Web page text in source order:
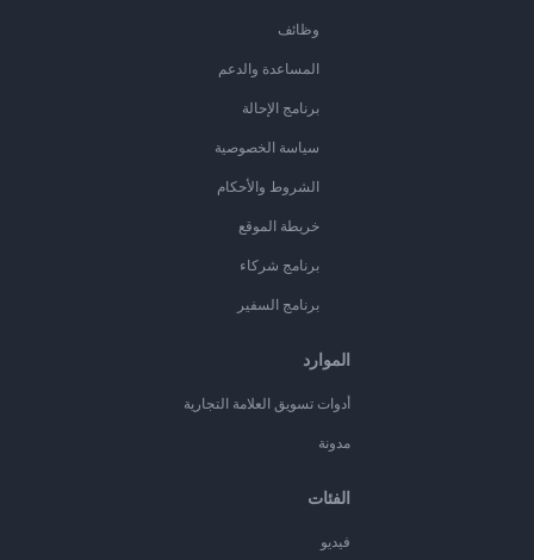
وظائف
المساعدة والدعم
برنامج الإحالة
سياسة الخصوصية
الشروط والأحكام
خريطة الموقع
برنامج شركاء
برنامج السفير
الموارد
أدوات تسويق العلامة التجارية
مدونة
الفئات
فيديو